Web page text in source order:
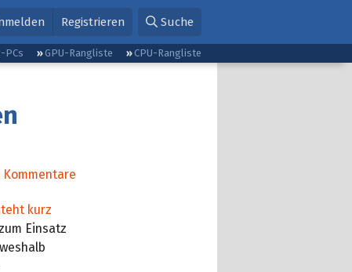
Registrieren Suche
PCs GPU-Rangliste CPU-Rangliste
Kommentare
kurz
Einsatz